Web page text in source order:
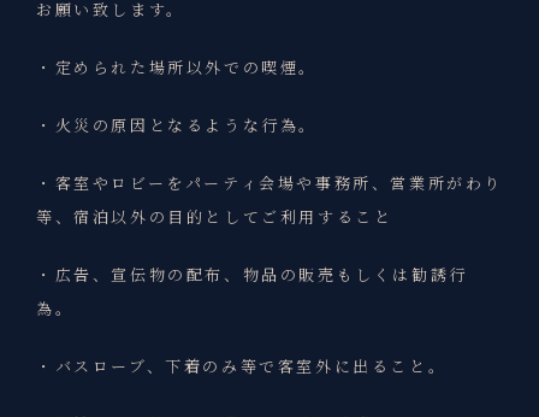
お願い致します。
・定められた場所以外での喫煙。
・火災の原因となるような行為。
・客室やロビーをパーティ会場や事務所、営業所がわり
等、宿泊以外の目的としてご利用すること
・広告、宣伝物の配布、物品の販売もしくは勧誘行
為。
・バスローブ、下着のみ等で客室外に出ること。